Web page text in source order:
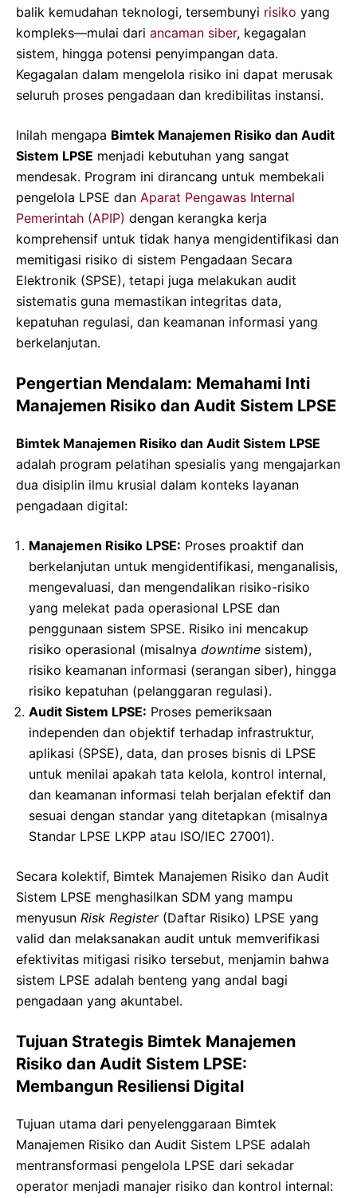
balik kemudahan teknologi, tersembunyi risiko yang
kompleks—mulai dari ancaman siber, kegagalan
sistem, hingga potensi penyimpangan data.
Kegagalan dalam mengelola risiko ini dapat merusak
seluruh proses pengadaan dan kredibilitas instansi.
Inilah mengapa Bimtek Manajemen Risiko dan Audit
Sistem LPSE menjadi kebutuhan yang sangat
mendesak. Program ini dirancang untuk membekali
pengelola LPSE dan Aparat Pengawas Internal
Pemerintah (APIP) dengan kerangka kerja
komprehensif untuk tidak hanya mengidentifikasi dan
memitigasi risiko di sistem Pengadaan Secara
Elektronik (SPSE), tetapi juga melakukan audit
sistematis guna memastikan integritas data,
kepatuhan regulasi, dan keamanan informasi yang
berkelanjutan.
Pengertian Mendalam: Memahami Inti
Manajemen Risiko dan Audit Sistem LPSE
Bimtek Manajemen Risiko dan Audit Sistem LPSE
adalah program pelatihan spesialis yang mengajarkan
dua disiplin ilmu krusial dalam konteks layanan
pengadaan digital:
Manajemen Risiko LPSE: Proses proaktif dan
berkelanjutan untuk mengidentifikasi, menganalisis,
mengevaluasi, dan mengendalikan risiko-risiko
yang melekat pada operasional LPSE dan
penggunaan sistem SPSE. Risiko ini mencakup
risiko operasional (misalnya downtime sistem),
risiko keamanan informasi (serangan siber), hingga
risiko kepatuhan (pelanggaran regulasi).
Audit Sistem LPSE: Proses pemeriksaan
independen dan objektif terhadap infrastruktur,
aplikasi (SPSE), data, dan proses bisnis di LPSE
untuk menilai apakah tata kelola, kontrol internal,
dan keamanan informasi telah berjalan efektif dan
sesuai dengan standar yang ditetapkan (misalnya
Standar LPSE LKPP atau ISO/IEC 27001).
Secara kolektif, Bimtek Manajemen Risiko dan Audit
Sistem LPSE menghasilkan SDM yang mampu
menyusun Risk Register(Daftar Risiko) LPSE yang
valid dan melaksanakan audit untuk memverifikasi
efektivitas mitigasi risiko tersebut, menjamin bahwa
sistem LPSE adalah benteng yang andal bagi
pengadaan yang akuntabel.
Tujuan Strategis Bimtek Manajemen
Risiko dan Audit Sistem LPSE:
Membangun Resiliensi Digital
Tujuan utama dari penyelenggaraan Bimtek
Manajemen Risiko dan Audit Sistem LPSE adalah
mentransformasi pengelola LPSE dari sekadar
operator menjadi manajer risiko dan kontrol internal: